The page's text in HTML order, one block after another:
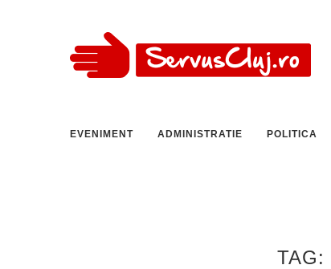
EVENIMENT ADMINISTRATIE POLITICA
TAG: